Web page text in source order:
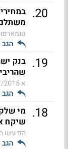
20
.
הגב
19
. בנק
א06:44
הגב
18
.
מי
שיקח
הם עשו
הגב